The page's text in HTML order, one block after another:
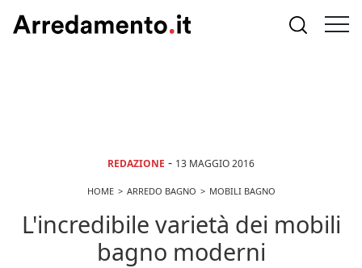
REDAZIONE - 13 MAGGIO 2016
HOME ARREDO BAGNO MOBILI BAGNO
L'incredibile varietà dei mobili
bagno moderni